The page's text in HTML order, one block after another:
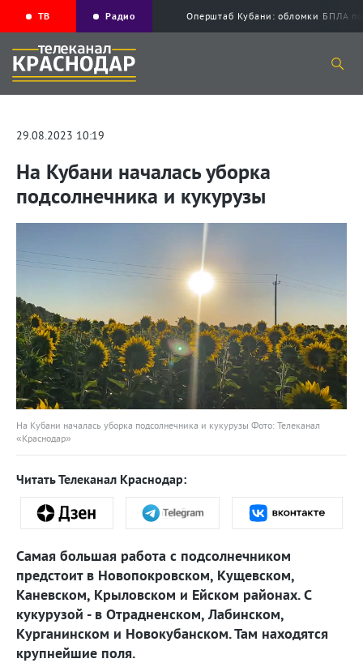
ТВ Радио Оперштаб Кубани: обломки БПЛА
29.08.2023 10:19
На Кубани началась уборка
подсолнечника и кукурузы
На Кубани началась уборка подсолнечника и кукурузы Фото: Телеканал
«Краснодар»
Читать Телеканал Краснодар:
Самая большая работа с подсолнечником
предстоит в Новопокровском, Кущевском,
Каневском, Крыловском и Ейском районах. С
кукурузой - в Отрадненском, Лабинском,
Курганинском и Новокубанском. Там находятся
крупнейшие поля.